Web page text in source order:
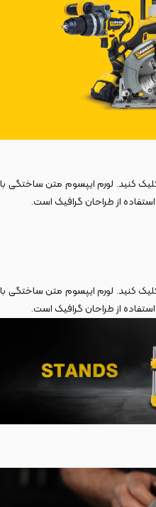
کنید. لورم ایپسوم متن ساختگی با
از طراحان گرافیک است.
کنید. لورم ایپسوم متن ساختگی با
از طراحان گرافیک است.